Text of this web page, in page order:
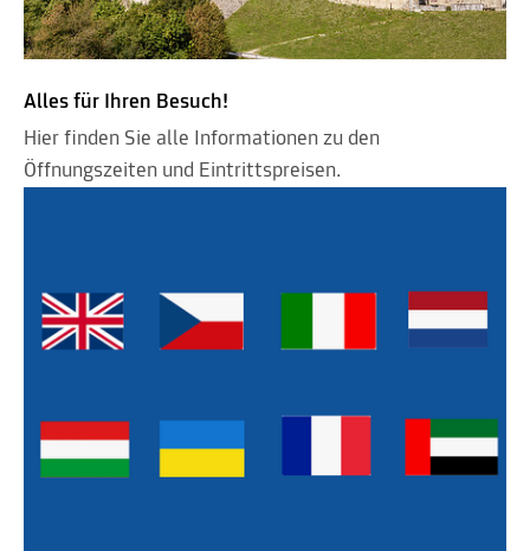
Alles für Ihren Besuch!
Hier finden Sie alle Informationen zu den
Öffnungszeiten und Eintrittspreisen.